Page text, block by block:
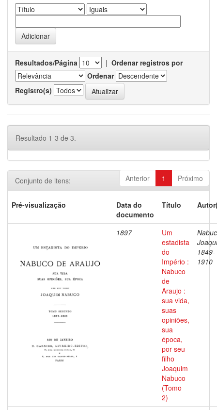
Resultados/Página | Ordenar registros por
Ordenar
Registro(s)
Resultado 1-3 de 3.
Anterior 1 Próximo
Conjunto de itens:
Pré-visualização
Data do
documento
Título
1897
Um
estadista
do
Império :
Nabuco
de
Araujo :
sua vida,
suas
opiniões,
sua
época,
por seu
filho
Joaquim
Nabuco
(Tomo
2)
1849-
1910